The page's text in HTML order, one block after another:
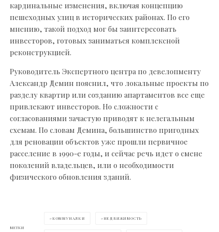
кардинальные изменения, включая концепцию
пешеходных улиц в исторических районах. По его
мнению, такой подход мог бы заинтересовать
инвесторов, готовых заниматься комплексной
реконструкцией.
Руководитель Экспертного центра по девелопменту
Александр Демин пояснил, что локальные проекты по
разделу квартир или созданию апартаментов все еще
привлекают инвесторов. Но сложности с
согласованиями зачастую приводят к нелегальным
схемам. По словам Демина, большинство пригодных
для реновации объектов уже прошли первичное
расселение в 1990-е годы, и сейчас речь идет о смене
поколений владельцев, или о необходимости
физического обновления зданий.
МЕТКИ
КОММУНАЛКИ НЕДВИЖИМОСТЬ